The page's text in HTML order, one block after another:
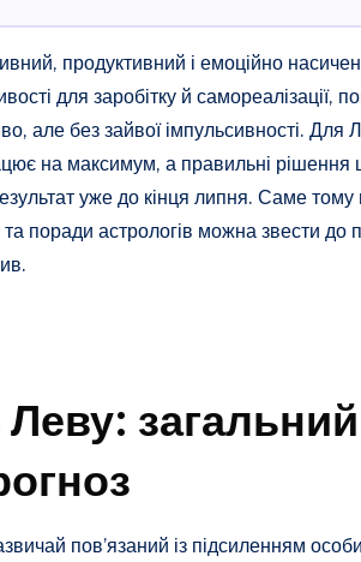
продуктивний і емоційно
для заробітку й самореалізації,
але без зайвої імпульсивності. Для
на максимум, а правильні рішення
уже до кінця липня. Саме
та поради астрологів можна звести до
загальний
пов’язаний із підсиленням